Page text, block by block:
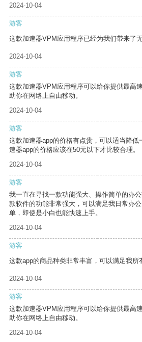
2024-10-04
游客
这款加速器VPM应用程序已经为我们带来了
2024-10-04
游客
这款加速器VPM应用程序可以给你提供最高
助你在网络上自由移动。
2024-10-04
游客
这款加速器app的价格有点贵，可以适当降低
速器app的价格应该在50元以下才比较合理。
2024-10-04
游客
我一直在寻找一款功能强大、操作简单的办
款软件的功能非常强大，可以满足我日常办
单，即使是小白也能快速上手。
2024-10-04
游客
这款app的商品种类非常丰富，可以满足我所
2024-10-04
游客
这款加速器VPM应用程序可以给你提供最高
助你在网络上自由移动。
2024-10-04